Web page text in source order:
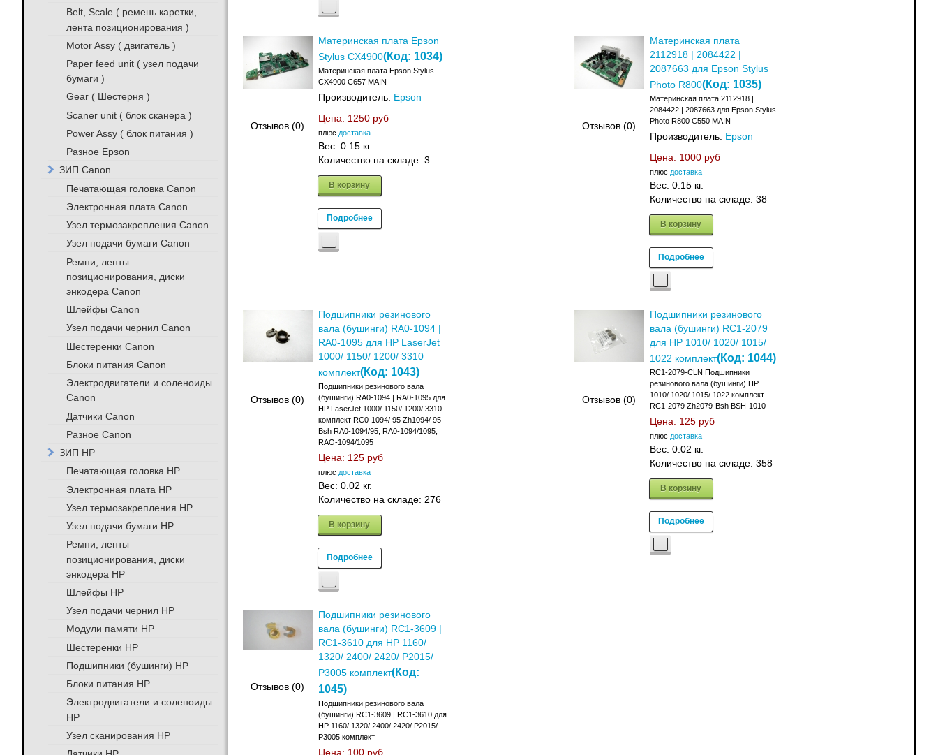
Отзывов (0)
Материнская плата Epson
Stylus CX4900(Код: 1034)
Материнская плата Epson Stylus
CX4900 C657 MAIN
Производитель: Epson
Цена: 1250 руб
плюс доставка
Вес: 0.15 кг.
Количество на складе: 3
В корзину
Подробнее
Отзывов (0)
Материнская плата
2112918 | 2084422 |
2087663 для Epson Stylus
Photo R800(Код: 1035)
Материнская плата 2112918 |
2084422 | 2087663 для Epson Stylus
Photo R800 C550 MAIN
Производитель: Epson
Цена: 1000 руб
плюс доставка
Вес: 0.15 кг.
Количество на складе: 38
В корзину
Подробнее
Отзывов (0)
Подшипники резинового
вала (бушинги) RA0-1094 |
RA0-1095 для HP LaserJet
1000/ 1150/ 1200/ 3310
комплект(Код: 1043)
Подшипники резинового вала
(бушинги) RA0-1094 | RA0-1095 для
HP LaserJet 1000/ 1150/ 1200/ 3310
комплект RC0-1094/ 95 Zh1094/ 95-
Bsh RA0-1094/95, RA0-1094/1095,
RAO-1094/1095
Цена: 125 руб
плюс доставка
Вес: 0.02 кг.
Количество на складе: 276
В корзину
Подробнее
Отзывов (0)
Подшипники резинового
вала (бушинги) RC1-2079
для HP 1010/ 1020/ 1015/
1022 комплект(Код: 1044)
RC1-2079-CLN Подшипники
резинового вала (бушинги) HP
1010/ 1020/ 1015/ 1022 комплект
RC1-2079 Zh2079-Bsh BSH-1010
Цена: 125 руб
плюс доставка
Вес: 0.02 кг.
Количество на складе: 358
В корзину
Подробнее
Отзывов (0)
Подшипники резинового
вала (бушинги) RC1-3609 |
RC1-3610 для HP 1160/
1320/ 2400/ 2420/ P2015/
P3005 комплект(Код:
1045)
Подшипники резинового вала
(бушинги) RC1-3609 | RC1-3610 для
HP 1160/ 1320/ 2400/ 2420/ P2015/
P3005 комплект
Цена: 100 руб
Belt, Scale ( ремень каретки,
лента позиционирования )
Motor Assy ( двигатель )
Paper feed unit ( узел подачи
бумаги )
Gear ( Шестерня )
Scaner unit ( блок сканера )
Power Assy ( блок питания )
Разное Epson
ЗИП Canon
Печатающая головка Canon
Электронная плата Canon
Узел термозакрепления Canon
Узел подачи бумаги Canon
Ремни, ленты
позиционирования, диски
энкодера Canon
Шлейфы Canon
Узел подачи чернил Canon
Шестеренки Canon
Блоки питания Canon
Электродвигатели и соленоиды
Canon
Датчики Canon
Разное Canon
ЗИП HP
Печатающая головка HP
Электронная плата HP
Узел термозакрепления HP
Узел подачи бумаги HP
Ремни, ленты
позиционирования, диски
энкодера HP
Шлейфы HP
Узел подачи чернил HP
Модули памяти HP
Шестеренки HP
Подшипники (бушинги) HP
Блоки питания HP
Электродвигатели и соленоиды
HP
Узел сканирования HP